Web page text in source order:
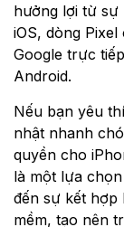
hưởng lợi từ sự
iOS, dòng
Google trực
Android.
Nếu bạn yêu
nhật nhanh
quyền cho
là một lựa
đến sự kết hợp
mềm, tạo nên